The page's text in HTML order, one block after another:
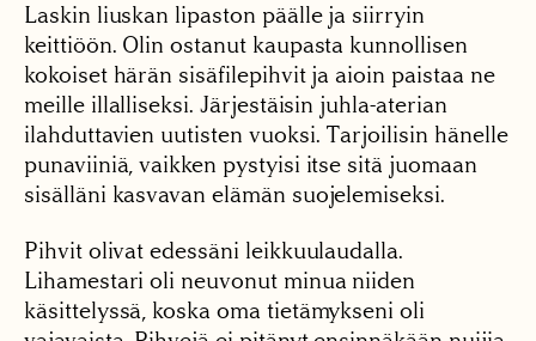
Laskin liuskan lipaston päälle ja siirryin
keittiöön. Olin ostanut kaupasta kunnollisen
kokoiset härän sisäfilepihvit ja aioin paistaa ne
meille illalliseksi. Järjestäisin juhla-aterian
ilahduttavien uutisten vuoksi. Tarjoilisin hänelle
punaviiniä, vaikken pystyisi itse sitä juomaan
sisälläni kasvavan elämän suojelemiseksi.
Pihvit olivat edessäni leikkuulaudalla.
Lihamestari oli neuvonut minua niiden
käsittelyssä, koska oma tietämykseni oli